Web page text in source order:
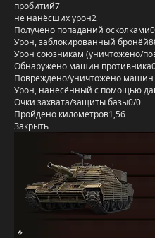
пробитий7
не нанёсших урон2
Получено попаданий осколками0
Урон, заблокированный бронёй
Урон союзникам (уничтожено/
Обнаружено машин противника
Повреждено/уничтожено машин
Урон, нанесённый с помощью
Очки захвата/защиты базы0/0
Пройдено километров1,56
Закрыть